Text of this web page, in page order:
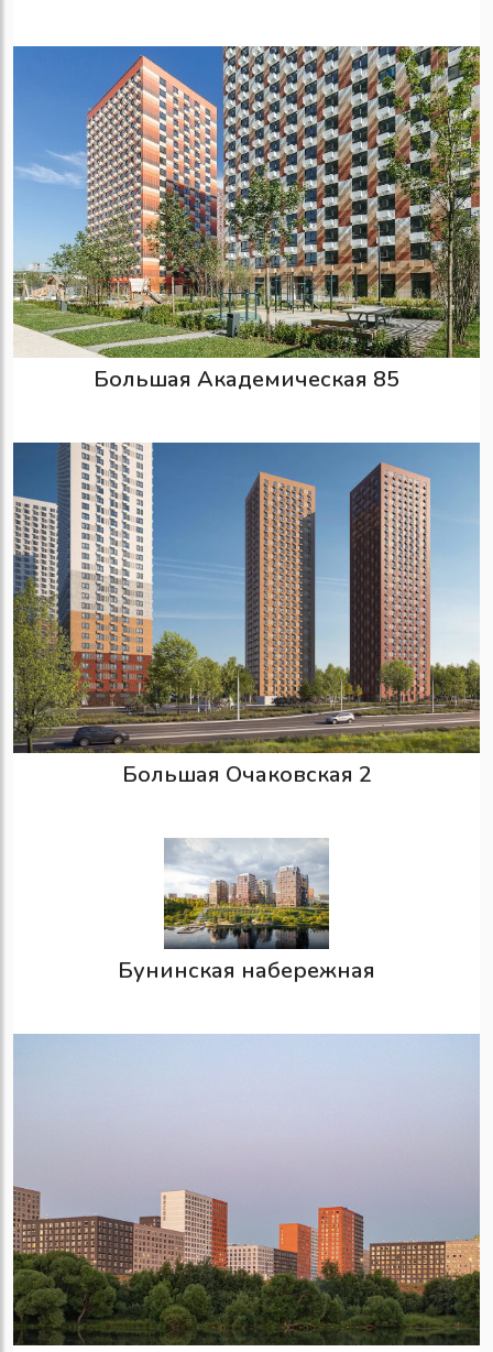
Большая Академическая 85
Большая Очаковская 2
Бунинская набережная